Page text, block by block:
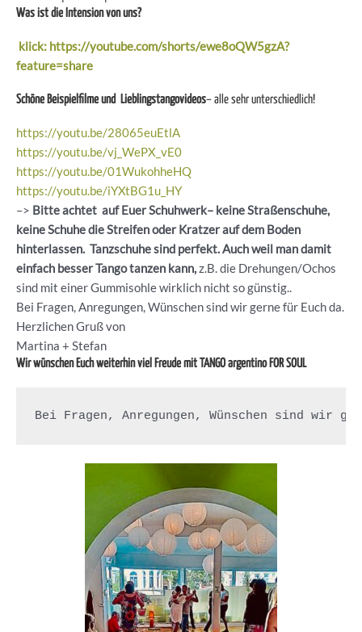
Was ist die Intension von uns?
klick: https://youtube.com/shorts/ewe8oQW5gzA?
feature=share
Schöne Beispielfilme und Lieblingstangovideos– alle sehr unterschiedlich!
https://youtu.be/28065euEtlA
https://youtu.be/vj_WePX_vE0
https://youtu.be/01WukohheHQ
https://youtu.be/iYXtBG1u_HY
–> Bitte achtet auf Euer Schuhwerk– keine Straßenschuhe,
keine Schuhe die Streifen oder Kratzer auf dem Boden
hinterlassen. Tanzschuhe sind perfekt. Auch weil man damit
einfach besser Tango tanzen kann,z.B. die Drehungen/Ochos
sind mit einer Gummisohle wirklich nicht so günstig..
Bei Fragen, Anregungen, Wünschen sind wir gerne für Euch da.
Herzlichen Gruß von
Martina + Stefan
Wir wünschen Euch weiterhin viel Freude mit TANGO argentino FOR SOUL
Bei Fragen, Anregungen, Wünschen sind wir